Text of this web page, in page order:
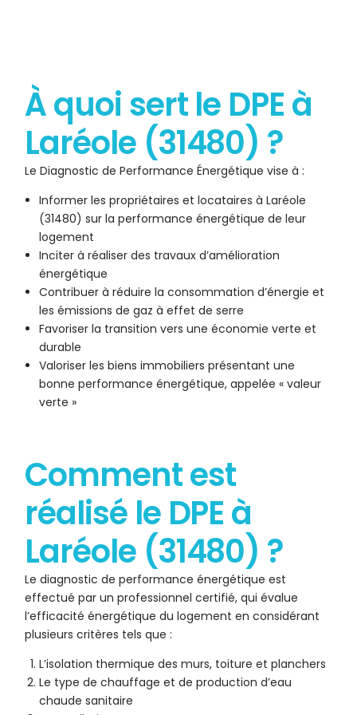
À quoi sert le DPE à
Laréole (31480) ?
Le Diagnostic de Performance Énergétique vise à :
Informer les propriétaires et locataires à Laréole
(31480) sur la performance énergétique de leur
logement
Inciter à réaliser des travaux d’amélioration
énergétique
Contribuer à réduire la consommation d’énergie et
les émissions de gaz à effet de serre
Favoriser la transition vers une économie verte et
durable
Valoriser les biens immobiliers présentant une
bonne performance énergétique, appelée « valeur
verte »
Comment est
réalisé le DPE à
Laréole (31480) ?
Le diagnostic de performance énergétique est
effectué par un professionnel certifié, qui évalue
l’efficacité énergétique du logement en considérant
plusieurs critères tels que :
L’isolation thermique des murs, toiture et planchers
Le type de chauffage et de production d’eau
chaude sanitaire